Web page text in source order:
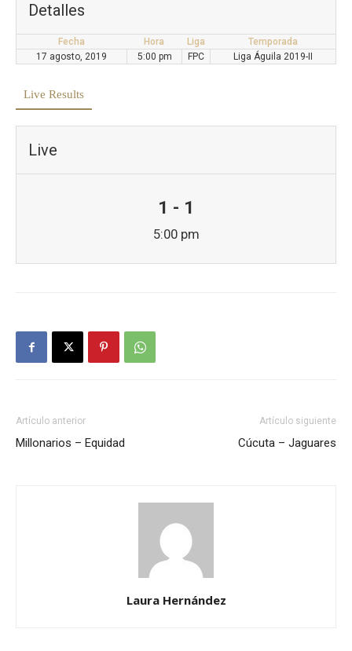
Detalles
Fecha Hora Liga
Temporada
17 agosto, 2019
5:00 pm FPC Liga Águila 2019-II
Live Results
Live
1 - 1
5:00 pm
Artículo anterior
Millonarios – Equidad
Artículo siguiente
Cúcuta – Jaguares
Laura Hernández